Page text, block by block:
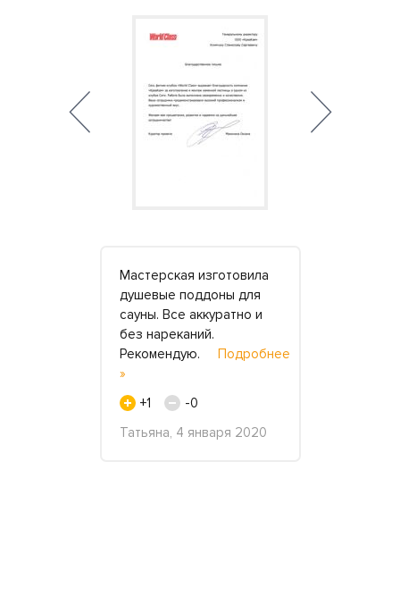
Мастерская изготовила
душевые поддоны для
сауны. Все аккуратно и
без нареканий.
Рекомендую. Подробнее
»
+1
-0
Татьяна, 4 января 2020